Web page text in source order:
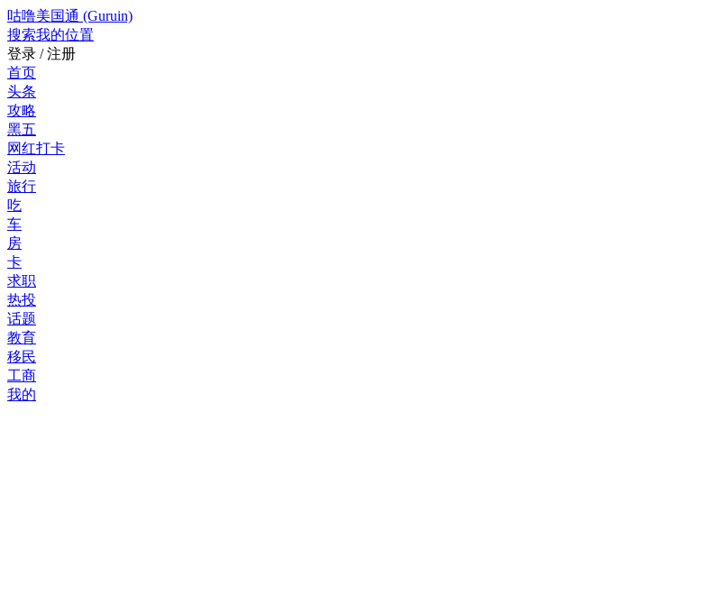
咕噜美国通 (Guruin)
搜索我的位置
登录 / 注册
首页
头条
攻略
黑五
网红打卡
活动
旅行
吃
车
房
卡
求职
热投
话题
教育
移民
工商
我的